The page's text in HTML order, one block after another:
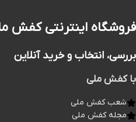
فروشگاه اینترنتی کفش
بررسی، انتخاب و خرید آنلاین
با کفش ملی
شعب کفش ملی
مجله کفش ملی